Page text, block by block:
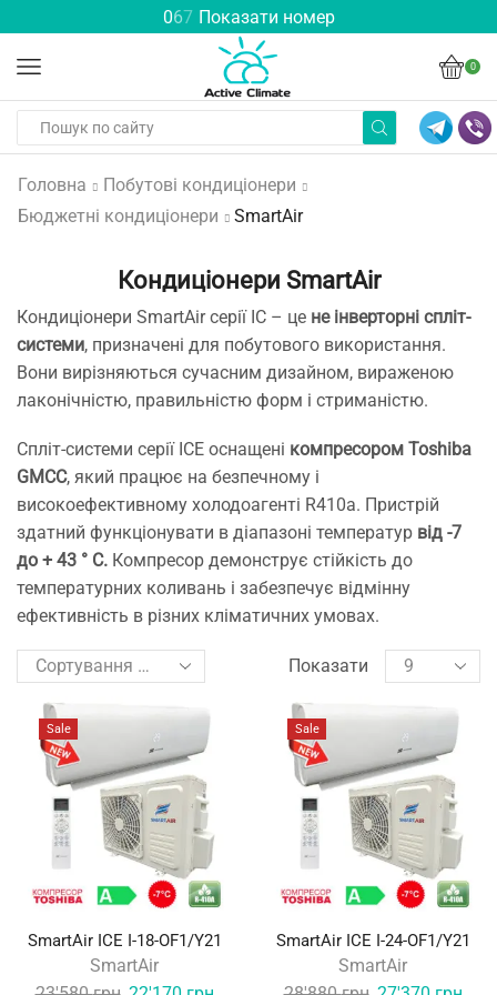
067 Показати номер
0
Головна
Побутові кондиціонери
Бюджетні кондиціонери
SmartAir
Кондиціонери SmartAir
Кондиціонери SmartAir серії IC – це не інверторні спліт-
системи, призначені для побутового використання.
Вони вирізняються сучасним дизайном, вираженою
лаконічністю, правильністю форм і стриманістю.
Спліт-системи серії ICE оснащені компресором Toshiba
GMCC, який працює на безпечному і
високоефективному холодоагенті R410a. Пристрій
здатний функціонувати в діапазоні температур від -7
до + 43 ° С. Компресор демонструє стійкість до
температурних коливань і забезпечує відмінну
ефективність в різних кліматичних умовах.
Показати
Sale
SmartAir ICE I-18-OF1/Y21
SmartAir
Sale
SmartAir ICE I-24-OF1/Y21
SmartAir